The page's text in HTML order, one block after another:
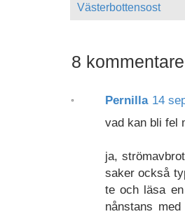
Västerbottensost
8
Pernilla 14
vad kan bli fel
ja,
saker också
te och läsa
nånstans